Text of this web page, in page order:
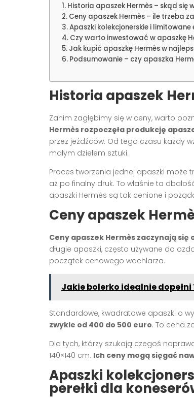
Historia apaszek Hermès – skąd się
Ceny apaszek Hermès – ile trzeba
Apaszki kolekcjonerskie i
Czy warto inwestować w apaszkę
Jak kupić apaszkę Hermès w
Podsumowanie – czy apaszka
Historia apaszek
Zanim zagłębimy się w ceny, warto
Hermès rozpoczęła produkcję
przez jeźdźców. Od tego czasu każdy
małym dziełem sztuki.
Proces tworzenia jednej apaszki może
aż po finalny druk. To właśnie ta
apaszki Hermès są tak cenione i
Ceny apaszek
Ceny apaszek Hermès zaczynają się
długie apaszki, często używane do
początek cenowego wachlarza.
Jakie bolerko idealnie
Standardowe, kwadratowe apaszki o
zwykle od 400 do 500 euro. To cena
Dla tych, którzy szukają czegoś
140×140 cm. Ich ceny mogą sięgać
Apaszki
perełki dla